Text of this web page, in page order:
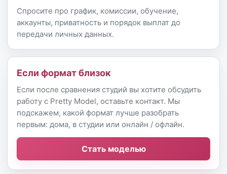
Спросите про график, комиссии, обучение,
аккаунты, приватность и порядок выплат до
передачи личных данных.
Если формат близок
Если после сравнения студий вы хотите обсудить
работу с Pretty Model, оставьте контакт. Мы
подскажем, какой формат лучше разобрать
первым: дома, в студии или онлайн / офлайн.
Стать моделью